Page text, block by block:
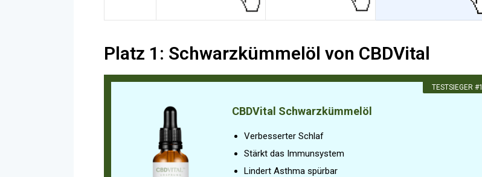
Platz 1: Schwarzkümmelöl von CBDVital
​TESTSIEGER #1
CBDVital Schwarzkümmelöl
Verbesserter Schlaf
Stärkt das Immunsystem
Lindert Asthma spürbar